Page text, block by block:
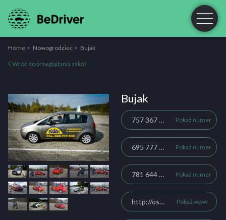
Home Nowogrodziec Bujak
Wróć do przeglądania szkół
Bujak
757 367 535 Pokaż numer
695 777 535 Pokaż numer
781 644 137 Pokaż numer
http://oskbujak-nowogrodziec.pl/ Pokaż www